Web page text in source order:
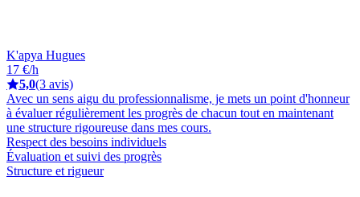
K'apya Hugues
17 €/h
5,0(3 avis)
Avec un sens aigu du professionnalisme, je mets un point d'honneur
à évaluer régulièrement les progrès de chacun tout en maintenant
une structure rigoureuse dans mes cours.
Respect des besoins individuels
Évaluation et suivi des progrès
Structure et rigueur